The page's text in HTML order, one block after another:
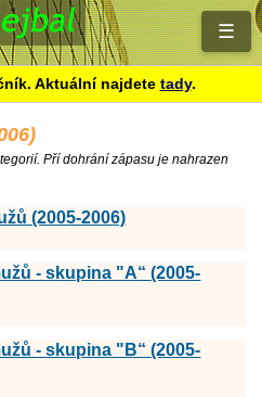
☰
Aktuální najdete tady.
Pří dohrání zápasu je nahrazen
(2005-2006)
- skupina "A“ (2005-
- skupina "B“ (2005-